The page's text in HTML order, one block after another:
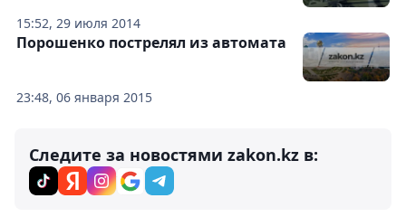
15:52, 29 июля 2014
23:48, 06 января 2015
Порошенко пострелял из автомата
Следите за новостями zakon.kz в: